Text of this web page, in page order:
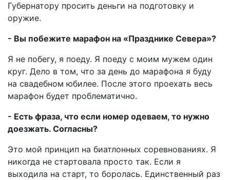
Губернатору просить деньги на подготовку и
оружие.
- Вы побежите марафон на «Празднике Севера»?
Я не побегу, я поеду. Я поеду с моим мужем один
круг. Дело в том, что за день до марафона я буду
на свадебном юбилее. После этого проехать весь
марафон будет проблематично.
- Есть фраза, что если номер одеваем, то нужно
доезжать. Согласны?
Это мой принцип на биатлонных соревнованиях. Я
никогда не стартовала просто так. Если я
выходила на старт, то боролась. Единственный раз